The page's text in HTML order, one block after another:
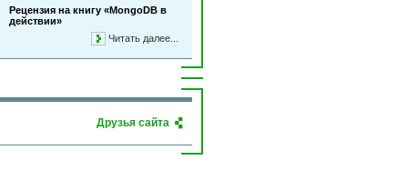
Рецензия на книгу «MongoDB в
действии»
Читать далее...
Друзья сайта